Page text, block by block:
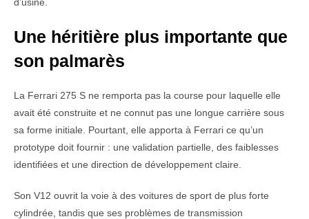
Une héritière plus importante que
son palmarès
La Ferrari 275 S ne remporta pas la course pour laquelle elle
avait été construite et ne connut pas une longue carrière sous
sa forme initiale. Pourtant, elle apporta à Ferrari ce qu’un
prototype doit fournir : une validation partielle, des faiblesses
identifiées et une direction de développement claire.
Son V12 ouvrit la voie à des voitures de sport de plus forte
cylindrée, tandis que ses problèmes de transmission